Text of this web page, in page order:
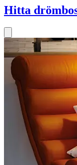
Hitta